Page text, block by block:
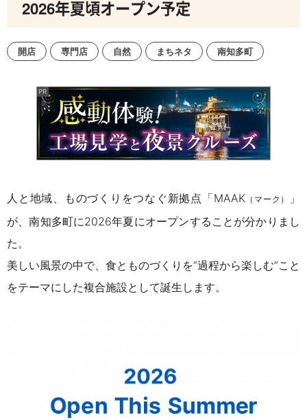
2026年夏頃オープン予定
開店 専門店 自然 まちネタ 南知多町
人と地域、ものづくりをつなぐ新拠点「MAAK （マーク）
」
が、南知多町に2026年夏にオープンすることが分かりまし
た。
美しい風景の中で、食とものづくりを“過程から楽しむ”こと
をテーマにした複合施設として誕生します。